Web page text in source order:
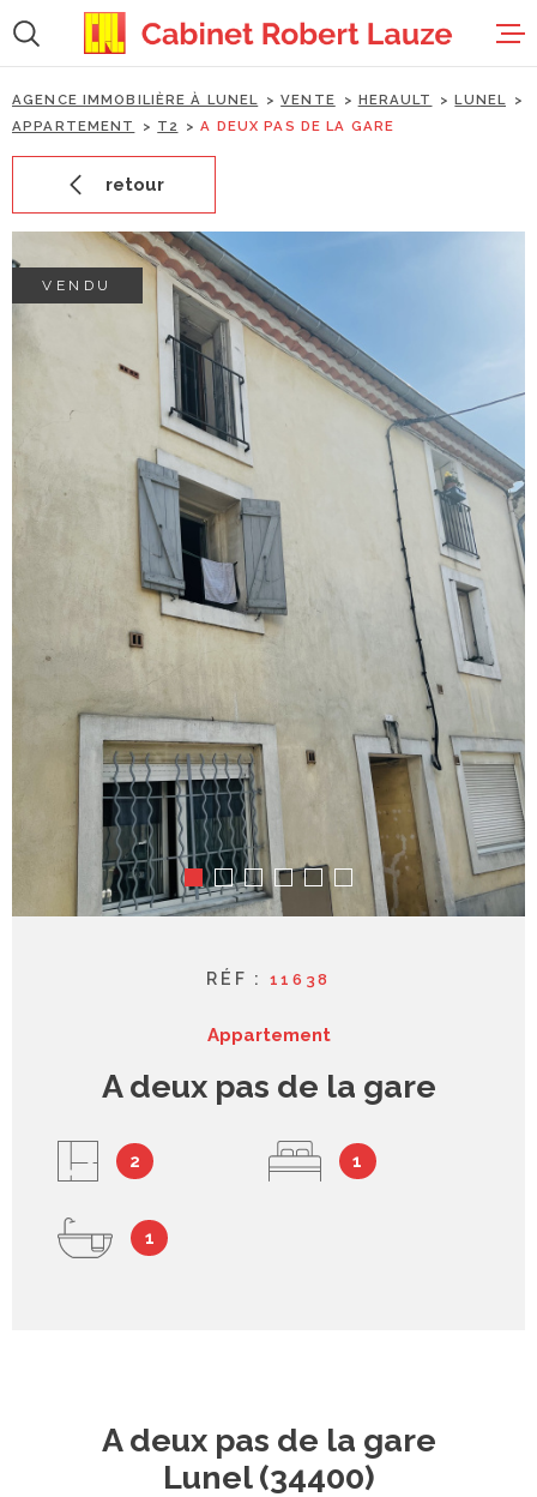
:la
recherche
au
menu
principal
au
contenu
accueil
gestion
syndic
contact
AGENCE IMMOBILIÈRE À LUNEL VENTE HERAULT
LUNEL
APPARTEMENT
T2 A DEUX PAS DE LA GARE
retour
VENDU
RÉF : 11638
Appartement
A deux pas de la gare
2 1
1
A deux pas de la gare
Lunel (34400)